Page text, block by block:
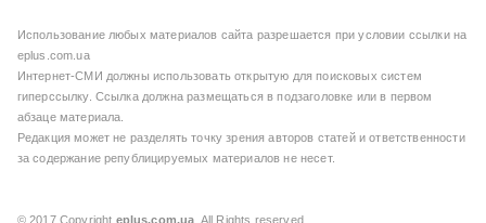
Использование любых материалов сайта разрешается при условии ссылки на
eplus.com.ua
Интернет-СМИ должны использовать открытую для поисковых систем
гиперссылку. Ссылка должна размещаться в подзаголовке или в первом
абзаце материала.
Редакция может не разделять точку зрения авторов статей и ответственности
за содержание републицируемых материалов не несет.
© 2017 Copyright eplus.com.ua . All Rights reserved.